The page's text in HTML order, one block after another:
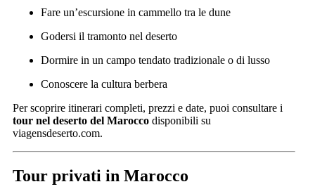
Fare un’escursione in cammello tra le dune
Godersi il tramonto nel deserto
Dormire in un campo tendato tradizionale o di lusso
Conoscere la cultura berbera
Per scoprire itinerari completi, prezzi e date, puoi consultare i
tour nel deserto del Marocco disponibili su
viagensdeserto.com.
Tour privati in Marocco